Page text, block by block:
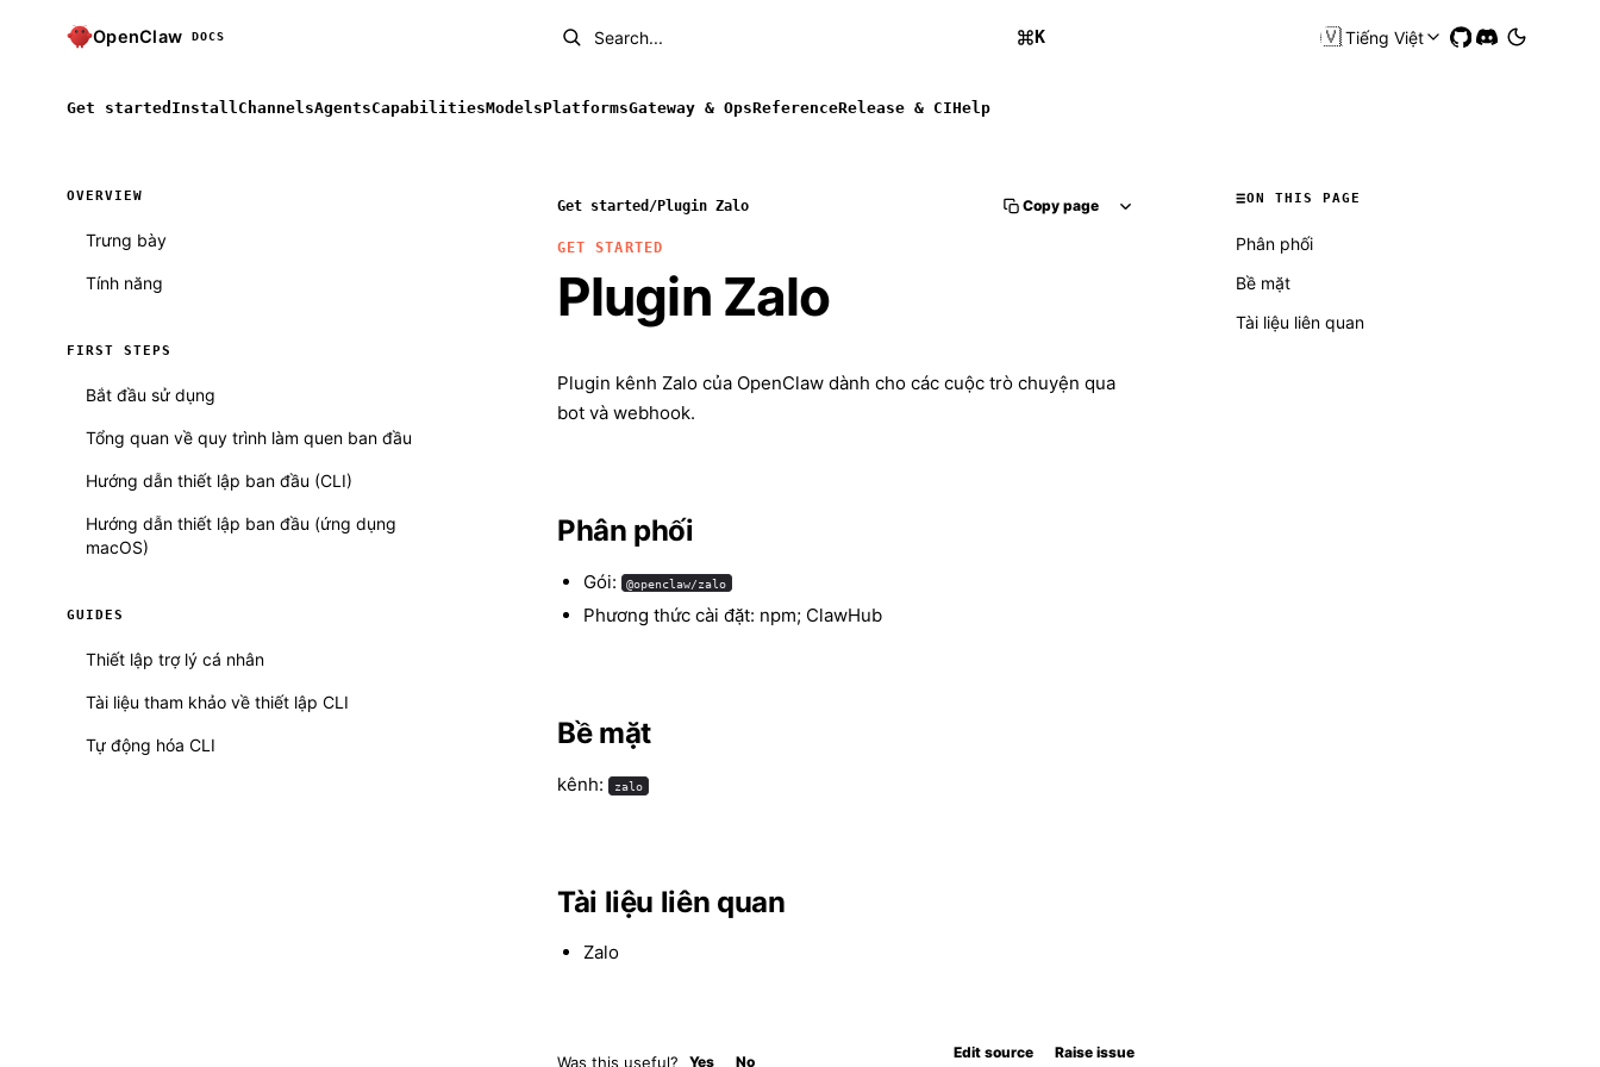
OpenClaw DOCS Search... K 🇻🇳Tiếng Việt
Get started Install ChannelsAgentsCapabilitiesModelsPlatformsGateway & OpsReferenceRelease & CIHelp
OVERVIEW
Trưng bày
Tính năng
FIRST STEPS
Bắt đầu sử dụng
Tổng quan về quy trình làm quen ban đầu
Hướng dẫn thiết lập ban đầu (CLI)
Hướng dẫn thiết lập ban đầu (ứng dụng
macOS)
GUIDES
Thiết lập trợ lý cá nhân
Tài liệu tham khảo về thiết lập CLI
Tự động hóa CLI
Get started /Plugin Zalo Copy page
GET STARTED
Plugin Zalo
Plugin kênh Zalo của OpenClaw dành cho các cuộc trò chuyện qua
bot và webhook.
Phân phối
Gói: @openclaw/zalo
Phương thức cài đặt: npm; ClawHub
Bề mặt
kênh: zalo
Tài liệu liên quan
Zalo
Was this useful? Yes No
Edit source Raise issue
ON THIS PAGE
Phân phối
Bề mặt
Tài liệu liên quan